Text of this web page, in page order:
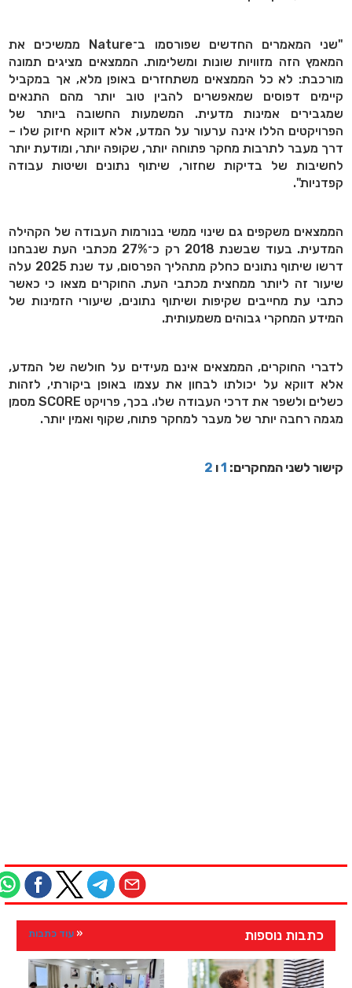
"שני המאמרים החדשים שפורסמו ב־Nature ממשיכים את
המאמץ הזה מזוויות שונות ומשלימות. הממצאים מציגים תמונה
מורכבת: לא כל הממצאים משתחזרים באופן מלא, אך במקביל
קיימים דפוסים שמאפשרים להבין טוב יותר מהם התנאים
שמגבירים אמינות מדעית. המשמעות החשובה ביותר של
הפרויקטים הללו אינה ערעור על המדע, אלא דווקא חיזוק שלו –
דרך מעבר לתרבות מחקר פתוחה יותר, שקופה יותר, ומודעת יותר
לחשיבות של בדיקות שחזור, שיתוף נתונים ושיטות עבודה
קפדניות".
הממצאים משקפים גם שינוי ממשי בנורמות העבודה של הקהילה
המדעית. בעוד שבשנת 2018 רק כ־27% מכתבי העת שנבחנו
דרשו שיתוף נתונים כחלק מתהליך הפרסום, עד שנת 2025 עלה
שיעור זה ליותר ממחצית מכתבי העת. החוקרים מצאו כי כאשר
כתבי עת מחייבים שקיפות ושיתוף נתונים, שיעורי הזמינות של
המידע המחקרי גבוהים משמעותית.
לדברי החוקרים, הממצאים אינם מעידים על חולשה של המדע,
אלא דווקא על יכולתו לבחון את עצמו באופן ביקורתי, לזהות
כשלים ולשפר את דרכי העבודה שלו. בכך, פרויקט SCORE מסמן
מגמה רחבה יותר של מעבר למחקר פתוח, שקוף ואמין יותר.
קישור לשני המחקרים:1 ו2
כתבות נוספות עוד כתבות